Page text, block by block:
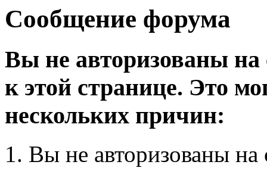
Сообщение форума
Вы не авторизованы на
к этой странице. Это
нескольких причин:
Вы не авторизованы на